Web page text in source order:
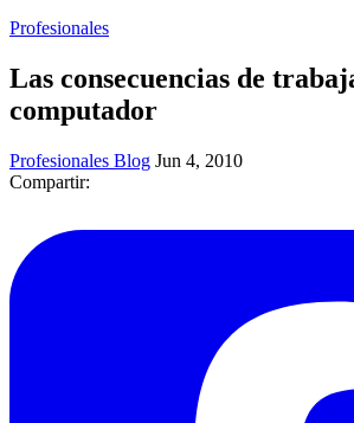
Profesionales
Las consecuencias de
computador
Profesionales Blog Jun 4, 2010
Compartir: